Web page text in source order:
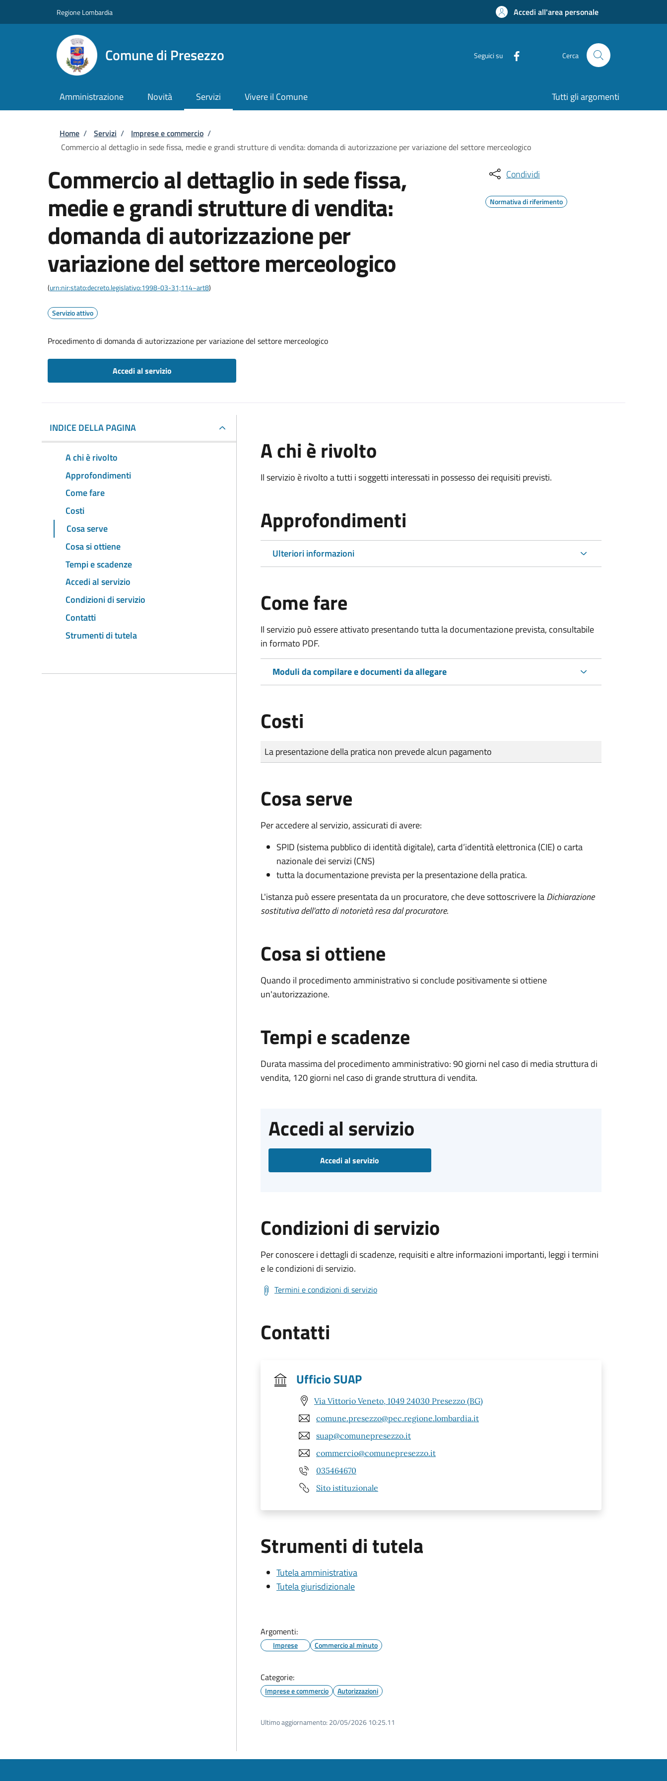
Regione Lombardia Accedi all'area personale
Comune di Presezzo Seguici su Cerca
Amministrazione Novità Servizi Vivere il Comune Tutti gli argomenti
Briciole di pane
Home / Servizi / Imprese e commercio /
Commercio al dettaglio in sede fissa, medie e grandi strutture di vendita: domanda di autorizzazione per variazione del settore merceologico
Commercio al dettaglio in sede fissa,
medie e grandi strutture di vendita:
domanda di autorizzazione per
variazione del settore merceologico
(urn:nir:stato:decreto.legislativo:1998-03-31;114~art8)
Servizio attivo
Procedimento di domanda di autorizzazione per variazione del settore merceologico
Accedi al servizio
Condividi
Normativa di riferimento
INDICE DELLA PAGINA
A chi è rivolto
Approfondimenti
Come fare
Costi
Cosa serve
Cosa si ottiene
Tempi e scadenze
Accedi al servizio
Condizioni di servizio
Contatti
Strumenti di tutela
A chi è rivolto
Il servizio è rivolto a tutti i soggetti interessati in possesso dei requisiti previsti.
Approfondimenti
Ulteriori informazioni
Come fare
Il servizio può essere attivato presentando tutta la documentazione prevista, consultabile
in formato PDF.
Moduli da compilare e documenti da allegare
Costi
Tipo di pagamento
Importo
La presentazione della pratica non prevede alcun pagamento
Cosa serve
Per accedere al servizio, assicurati di avere:
SPID (sistema pubblico di identità digitale), carta d’identità elettronica (CIE) o carta
nazionale dei servizi (CNS)
tutta la documentazione prevista per la presentazione della pratica.
L'istanza può essere presentata da un procuratore, che deve sottoscrivere laDichiarazione
sostitutiva dell'atto di notorietà resa dal procuratore.
Cosa si ottiene
Quando il procedimento amministrativo si conclude positivamente si ottiene
un'autorizzazione.
Tempi e scadenze
Durata massima del procedimento amministrativo: 90 giorni nel caso di media struttura di
vendita, 120 giorni nel caso di grande struttura di vendita.
Accedi al servizio
Accedi al servizio
Condizioni di servizio
Per conoscere i dettagli di scadenze, requisiti e altre informazioni importanti, leggi i termini
e le condizioni di servizio.
Termini e condizioni di servizio
Contatti
Ufficio SUAP
Via Vittorio Veneto, 1049 24030 Presezzo (BG)
comune.presezzo@pec.regione.lombardia.it
suap@comunepresezzo.it
commercio@comunepresezzo.it
035464670
Sito istituzionale
Strumenti di tutela
Tutela amministrativa
Tutela giurisdizionale
Argomenti:
Imprese Commercio al minuto
Categorie:
Imprese e commercio Autorizzazioni
Ultimo aggiornamento: 20/05/2026 10:25.11